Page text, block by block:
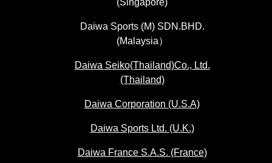
(Singapore)
Daiwa Sports (M) SDN.BHD.
(Malaysia）
Daiwa Seiko(Thailand)Co., Ltd.
(Thailand)
Daiwa Corporation (U.S.A)
Daiwa Sports Ltd. (U.K.)
Daiwa France S.A.S. (France)